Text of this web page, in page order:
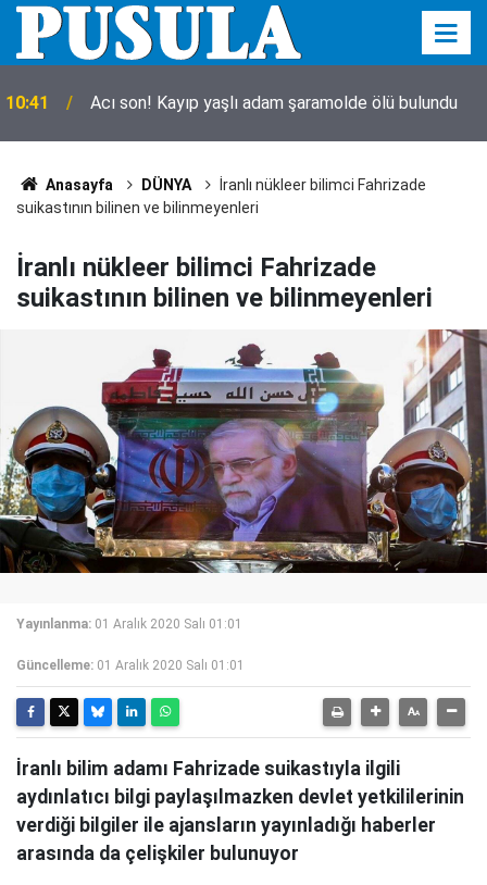
10:41 Acı son! Kayıp yaşlı adam şaramolde ölü bulundu
Anasayfa DÜNYA
İranlı nükleer bilimci Fahrizade
suikastının bilinen ve bilinmeyenleri
İranlı nükleer bilimci Fahrizade
suikastının bilinen ve bilinmeyenleri
Yayınlanma: 01 Aralık 2020 Salı 01:01
Güncelleme: 01 Aralık 2020 Salı 01:01
İranlı bilim adamı Fahrizade suikastıyla ilgili
aydınlatıcı bilgi paylaşılmazken devlet yetkililerinin
verdiği bilgiler ile ajansların yayınladığı haberler
arasında da çelişkiler bulunuyor